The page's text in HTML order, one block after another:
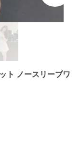
ト ノースリーブワ